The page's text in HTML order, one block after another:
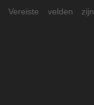
Vereiste velden zijn